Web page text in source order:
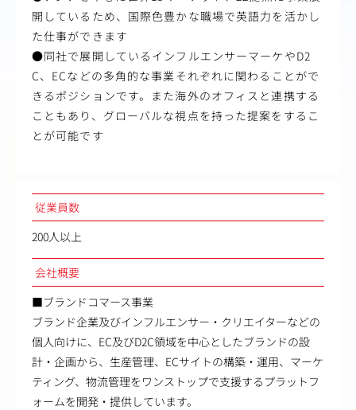
開しているため、国際色豊かな職場で英語力を活かし
た仕事ができます
●同社で展開しているインフルエンサーマーケやD2
C、ECなどの多角的な事業それぞれに関わることがで
きるポジションです。また海外のオフィスと連携する
こともあり、グローバルな視点を持った提案をするこ
とが可能です
従業員数
200人以上
会社概要
■ブランドコマース事業
ブランド企業及びインフルエンサー・クリエイターなどの
個人向けに、EC及びD2C領域を中心としたブランドの設
計・企画から、生産管理、ECサイトの構築・運用、マーケ
ティング、物流管理をワンストップで支援するプラットフ
ォームを開発・提供しています。